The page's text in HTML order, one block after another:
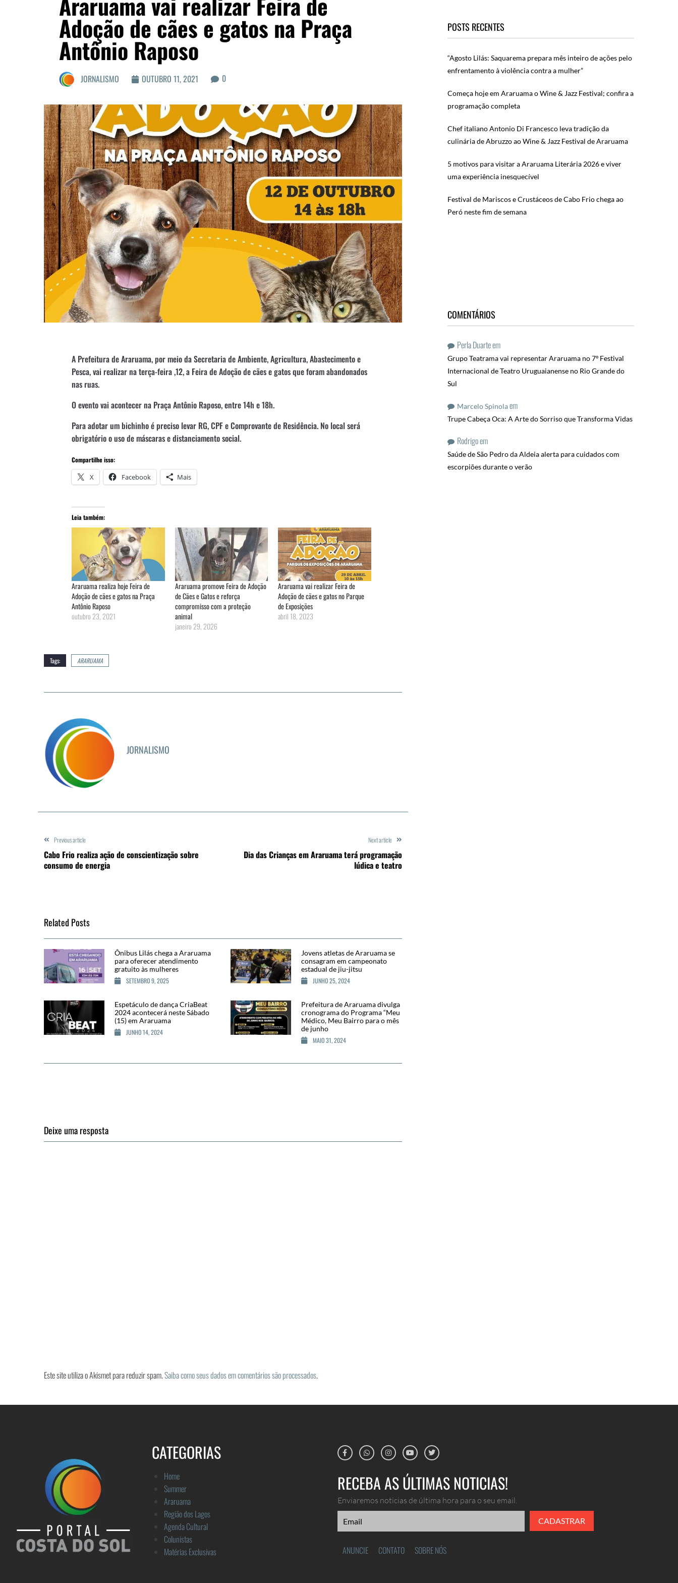
Adoção de cães e gatos na Praça
Antônio Raposo
JORNALISMO OUTUBRO 11, 2021 0
A Prefeitura de Araruama, por meio da Secretaria de Ambiente, Agricultura, Abastecimento e
Pesca, vai realizar na terça-feira ,12, a Feira de Adoção de cães e gatos que foram abandonados
nas ruas.
O evento vai acontecer na Praça Antônio Raposo, entre 14h e 18h.
Para adotar um bichinho é preciso levar RG, CPF e Comprovante de Residência. No local será
obrigatório o uso de máscaras e distanciamento social.
Compartilhe isso:
X Facebook Mais
Leia também:
Araruama realiza hoje Feira de
Adoção de cães e gatos na Praça
Antônio Raposo
outubro 23, 2021
Araruama promove Feira de Adoção
de Cães e Gatos e reforça
compromisso com a proteção
animal
janeiro 29, 2026
Araruama vai realizar Feira de
Adoção de cães e gatos no Parque
de Exposições
abril 18, 2023
Tags: ARARUAMA
JORNALISMO
Previous article
Cabo Frio realiza ação de conscientização sobre
consumo de energia
Next article
Dia das Crianças em Araruama terá programação
lúdica e teatro
Related Posts
Ônibus Lilás chega a Araruama
para oferecer atendimento
gratuito às mulheres
SETEMBRO 9, 2025
Jovens atletas de Araruama se
consagram em campeonato
estadual de jiu-jitsu
JUNHO 25, 2024
Espetáculo de dança CriaBeat
2024 acontecerá neste Sábado
(15) em Araruama
JUNHO 14, 2024
Prefeitura de Araruama divulga
cronograma do Programa “Meu
Médico, Meu Bairro para o mês
de junho
MAIO 31, 2024
Deixe uma resposta
Este site utiliza o Akismet para reduzir spam.Saiba como seus dados em comentários são processados.
POSTS RECENTES
“Agosto Lilás: Saquarema prepara mês inteiro de ações pelo
enfrentamento à violência contra a mulher”
Começa hoje em Araruama o Wine & Jazz Festival; confira a
programação completa
Chef italiano Antonio Di Francesco leva tradição da
culinária de Abruzzo ao Wine & Jazz Festival de Araruama
5 motivos para visitar a Araruama Literária 2026 e viver
uma experiência inesquecível
Festival de Mariscos e Crustáceos de Cabo Frio chega ao
Peró neste fim de semana
COMENTÁRIOS
Perla Duarteem
Grupo Teatrama vai representar Araruama no 7º Festival
Internacional de Teatro Uruguaianense no Rio Grande do
Sul
Marcelo Spinolaem
Trupe Cabeça Oca: A Arte do Sorriso que Transforma Vidas
Rodrigoem
Saúde de São Pedro da Aldeia alerta para cuidados com
escorpiões durante o verão
CATEGORIAS
Home
Summer
Araruama
Região dos Lagos
Agenda Cultural
Colunistas
Matérias Exclusivas
RECEBA AS ÚLTIMAS NOTICIAS!
Enviaremos noticias de última hora para o seu email.
CADASTRAR
ANUNCIE CONTATO SOBRE NÓS